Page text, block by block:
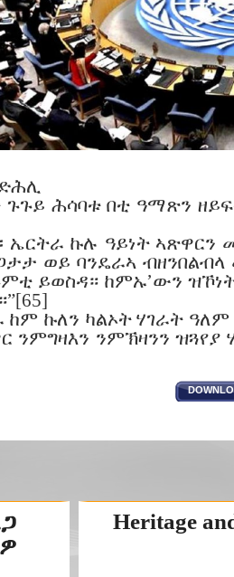
ሕሳባቱ በቲ ዓማጽን
ኤርትራ ኩሉ ዓይነት
ወይ ባንዴራኣ ብዘንበልብላ
ይወስዳ። ከምኡ’ውን
ከም ኩለን ካልኦት ሃገራት
ንምግዛእን ንምኽዛንን ዝጓየያ
Heritage